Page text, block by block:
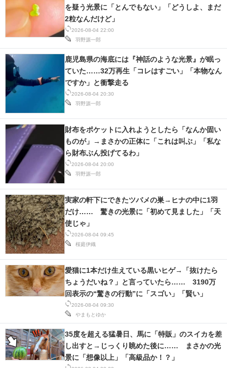
2026-08-04 22:00
羽野源一郎
を疑う光景に「とんでもない」「どうしよ、まだ
2粒なんだけど」
2026-08-04 20:30
羽野源一郎
鹿児島県の海底には『神話のような光景』が眠っ
ていた……32万再生「コレはすごい」「本物なん
ですか」と衝撃走る
2026-08-04 20:00
羽野源一郎
財布をポケットに入れようとしたら「なんか固い
ものが」→まさかの正体に「これは叫ぶ」「私な
ら財布ぶん投げてるわ」
2026-08-04 09:45
桜庭伊織
実家の軒下にできたツバメの巣→ヒナの中に1羽
だけ…… 驚きの光景に「初めて見ました」「天
使じゃ」
2026-08-04 09:30
やまもとゆか
愛猫に1本だけ生えている黒いヒゲ→「抜けたら
ちょうだいね？」と言っていたら…… 3190万
回表示の“驚きの行動”に「スゴい」「賢い」
35度を超える猛暑日、馬に「特販」のスイカを差
し出すと→じっくり眺めた後に…… まさかの光
景に「想像以上」「高級品か！？」